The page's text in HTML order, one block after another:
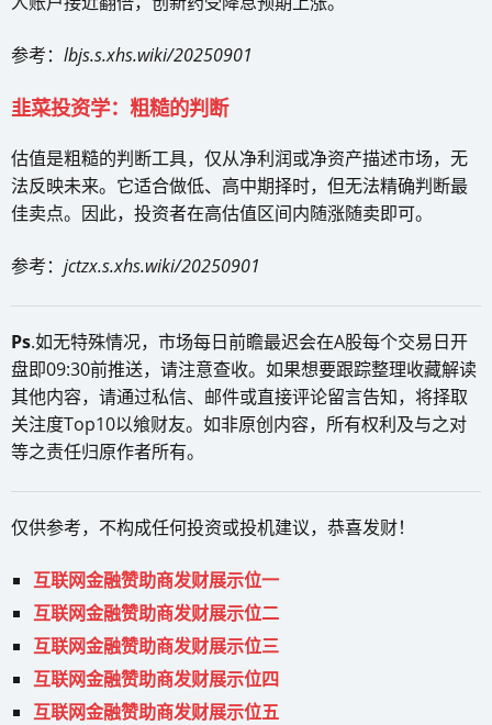
参考： lbjs.s.xhs.wiki/20250901
韭菜投资学：粗糙的判断
估值是粗糙的判断工具，仅从净利润或净资产描述市场，无
法反映未来。它适合做低、高中期择时，但无法精确判断最
佳卖点。因此，投资者在高估值区间内随涨随卖即可。
参考： jctzx.s.xhs.wiki/20250901
Ps.如无特殊情况，市场每日前瞻最迟会在A股每个交易日开
盘即09:30前推送，请注意查收。如果想要跟踪整理收藏解读
其他内容，请通过私信、邮件或直接评论留言告知，将择取
关注度Top10以飨财友。如非原创内容，所有权利及与之对
等之责任归原作者所有。
仅供参考，不构成任何投资或投机建议，恭喜发财！
互联网金融赞助商发财展示位一
互联网金融赞助商发财展示位二
互联网金融赞助商发财展示位三
互联网金融赞助商发财展示位四
互联网金融赞助商发财展示位五